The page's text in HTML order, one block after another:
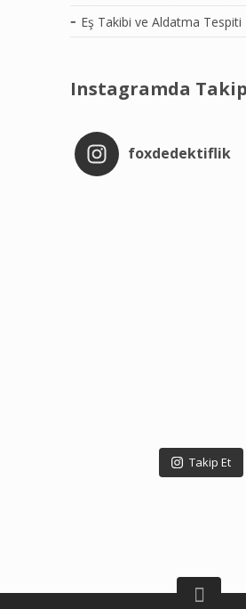
Eş Takibi ve Aldatma Tespiti
Instagramda
foxdedektiflik
Takip Et